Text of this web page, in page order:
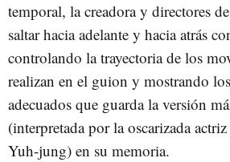
temporal, la creadora y directores
saltar hacia adelante y hacia atrás
controlando la trayectoria de los
realizan en el guion y mostrando
adecuados que guarda la versión
(interpretada por la oscarizada
Yuh-jung) en su memoria.